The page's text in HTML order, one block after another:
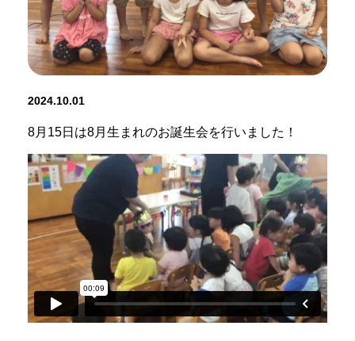
2024.10.01
8月15日は8月生まれのお誕生会を行いました！